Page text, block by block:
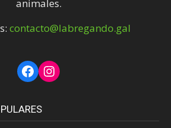
animales.
contacto@labregando.gal
Facebook
Instagram